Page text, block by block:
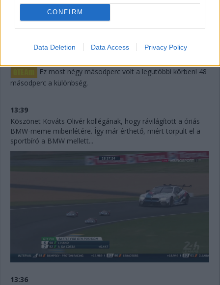
CONFIRM
Data Deletion Data Access Privacy Policy
Hoshino, az 58 éves újonc japán úrvezető nem akarta
folytatni a versenyt, ami azt is jelentette, hogy fel kell adniuk,
mert nem lesz meg a szabályok szerint kötelezően levezetett
Ez most négy másodperc volt a legutóbbi körben! 48
másodperc a különbség.
13:39
Köszönet Kováts Olivér kollégának, hogy rávilágított a óriás
BMW-meme mibenlétére. Így már érthető, miért törpült el a
sportbíró a BMW mellett...
13:36